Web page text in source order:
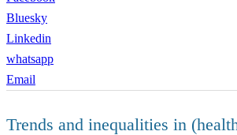
Bluesky
Linkedin
whatsapp
Email
Trends and inequalities in